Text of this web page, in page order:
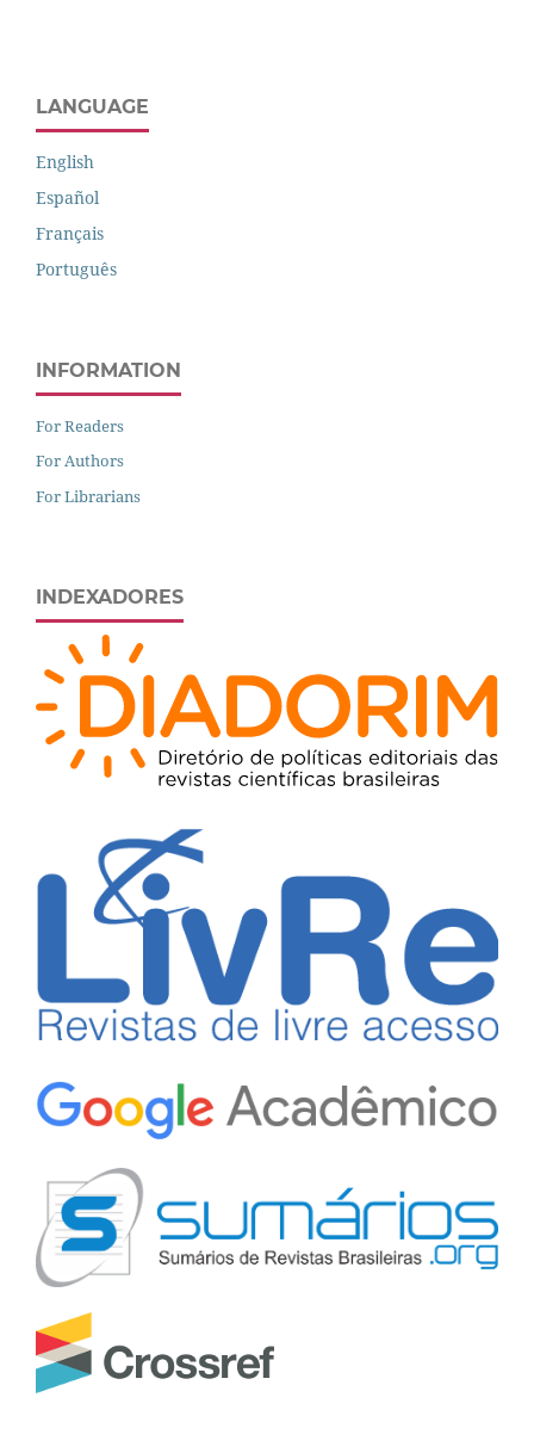
LANGUAGE
English
Español
Français
Português
INFORMATION
For Readers
For Authors
For Librarians
INDEXADORES